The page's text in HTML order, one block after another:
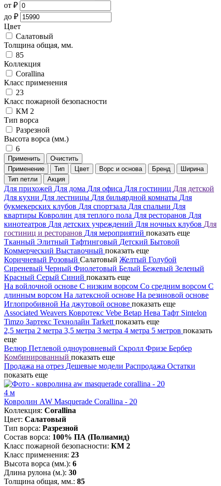
от ₽
до ₽
Цвет
Салатовый
Толщина общая, мм.
85
Коллекция
Corallina
Класс применения
23
Класс пожарной безопасности
КМ 2
Тип ворса
Разрезной
Высота ворса (мм.)
6
Применить
Очистить
Применение
Тип Цвет Ворс и основа Бренд
Ширина
Тип петли
Акция
Для прихожей Для дома Для офиса Для гостиниц Для детской
Для кухни Для лестницы Для бильярдной комнаты Для
букмекерских клубов Для спортзала Для спальни Для
квартиры Ковролин для теплого пола Для ресторанов Для
кинотеатров Для детских учреждений Для ночных клубов Для
гостиниц и ресторанов Для мероприятий показать еще
Тканный Элитный Тафтинговый Детский Бытовой
Коммерческий Выставочный показать еще
Коричневый Розовый Салатовый Желтый Голубой
Сиреневый Черный Фиолетовый Белый Бежевый Зеленый
Красный Серый Синий показать еще
На войлочной основе С низким ворсом Со средним ворсом С
длинным ворсом На латексной основе На резиновой основе
Иглопробивной На джутовой основе показать еще
Associated Weavers Ковротекс Vebe Betap Нева Тафт Sintelon
Timzo Зартекс Технолайн Tarkett показать еще
2,5 метра 2 метра 3,5 метра 3 метра 4 метра 5 метров показать
еще
Велюр Петлевой одноуровневый Скролл Фризе Бербер
Комбинированный показать еще
Продажа на отрез Дешевые модели Распродажа Остатки
показать еще
4 м
Ковролин AW Masquerade Corallina - 20
Коллекция: Corallina
Цвет: Салатовый
Тип ворса: Разрезной
Состав ворса: 100% ПА (Полиамид)
Класс пожарной безопасности: КМ 2
Класс применения: 23
Высота ворса (мм.): 6
Длина рулона (м.): 30
Толщина общая, мм.: 85